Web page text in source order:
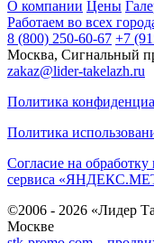
О компании Цены
Работаем во всех
8 (800) 250-60-67 +7
Москва, Сигнальный
zakaz@lider-takelazh.ru
Политика
Политика
Согласие на
сервиса
©2006 - 2026 «Лидер
Москве